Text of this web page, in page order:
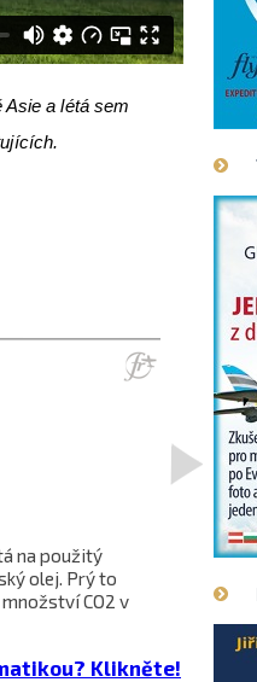
a létá sem
na použitý
olej. Prý to
CO2 v
L-610
projekt
>
Klikněte!